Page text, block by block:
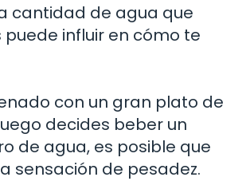
cantidad de agua que
puede influir en cómo te
con un gran plato de
decides beber un
de agua, es posible que
sensación de pesadez.